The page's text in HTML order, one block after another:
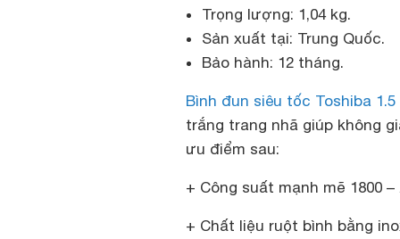
Trọng lượng: 1,04 kg.
Sản xuất tại: Trung Quốc.
Bảo hành: 12 tháng.
Bình đun siêu tốc Toshiba 1.5
trắng trang nhã giúp không
ưu điểm sau:
+ Công suất mạnh mẽ 1800
+ Chất liệu ruột bình bằng